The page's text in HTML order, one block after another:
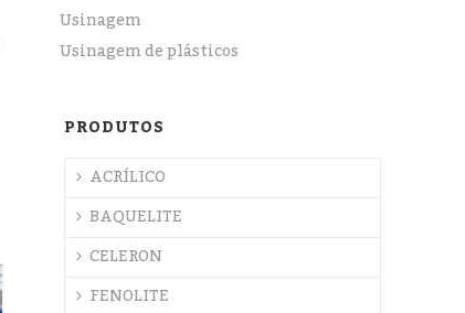
Usinagem
Usinagem de plásticos
PRODUTOS
ACRÍLICO
BAQUELITE
CELERON
FENOLITE